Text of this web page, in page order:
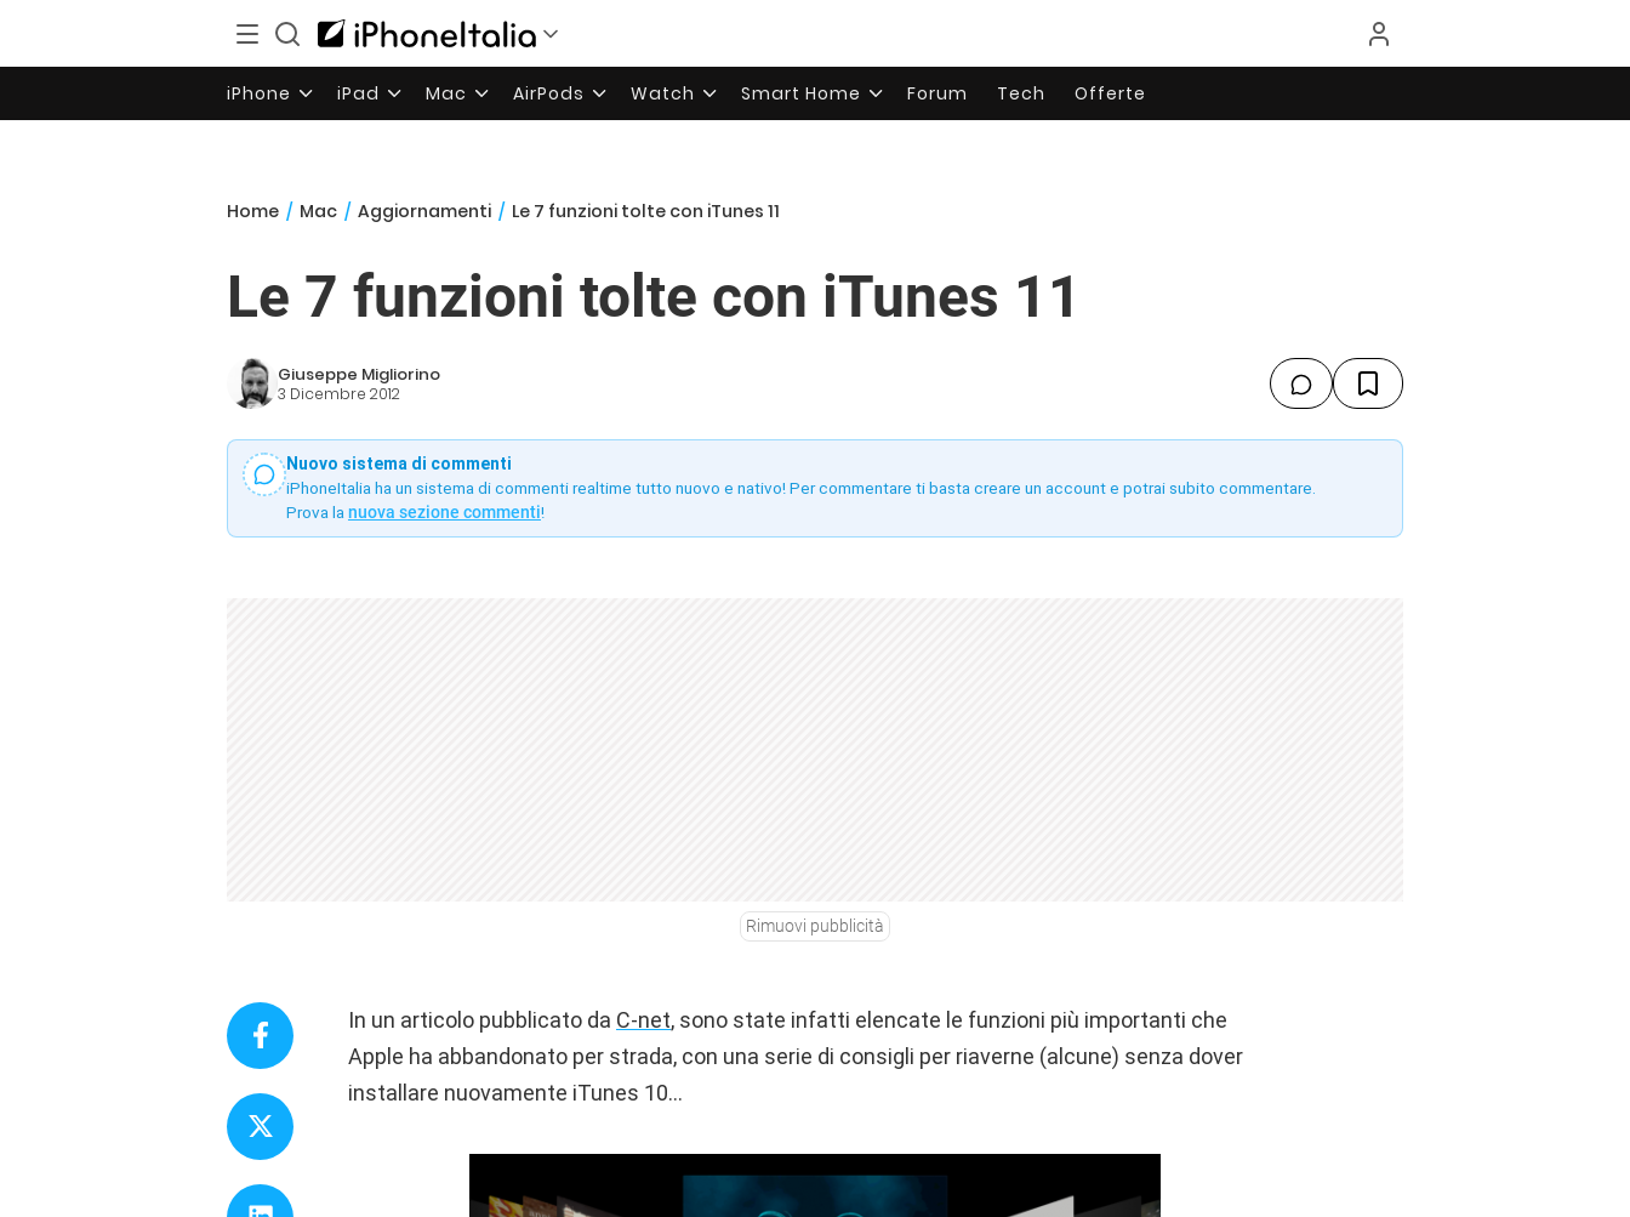
iPhone iPad Mac AirPods Watch Smart Home Forum Tech Offerte
Home / Mac / Aggiornamenti / Le 7 funzioni tolte con iTunes 11
Le 7 funzioni tolte con iTunes 11
Giuseppe Migliorino
3 Dicembre 2012
Nuovo sistema di commenti
iPhoneItalia ha un sistema di commenti realtime tutto nuovo e nativo! Per commentare ti basta creare un account e potrai subito commentare.
Prova la nuova sezione commenti!
Rimuovi pubblicità
In un articolo pubblicato da C-net, sono state infatti elencate le funzioni più importanti che
Apple ha abbandonato per strada, con una serie di consigli per riaverne (alcune) senza dover
installare nuovamente iTunes 10…